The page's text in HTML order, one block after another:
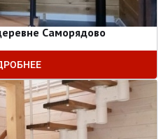
Саморядово